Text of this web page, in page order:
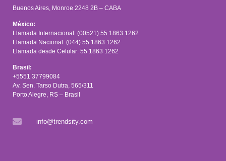
Buenos Aires, Monroe 2248 2B – CABA
México:
Llamada Internacional: (00521) 55 1863 1262
Llamada Nacional: (044) 55 1863 1262
Llamada desde Celular: 55 1863 1262
Brasil:
+5551 37799084
Av. Sen. Tarso Dutra, 565/311
Porto Alegre, RS – Brasil
info@trendsity.com